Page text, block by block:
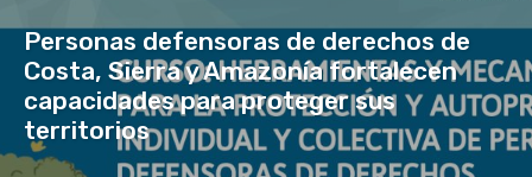
Personas defensoras de derechos de
Costa, Sierra y Amazonía fortalecen
capacidades para proteger sus
territorios